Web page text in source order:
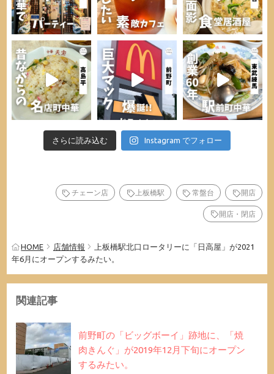
さらに読み込む Instagram でフォロー
チェーン店 上板橋駅 常盤台 開店
開店・閉店
HOME 店舗情報
上板橋駅北口ロータリーに「日高屋」が2021
年6月にオープンするみたい。
関連記事
前野町の「ビッグボーイ」跡地に、「焼
肉きんぐ」が2019年12月下旬にオープン
するみたい。